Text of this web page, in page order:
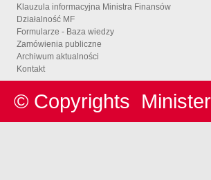
Klauzula informacyjna Ministra Finansów
Działalność MF
Formularze - Baza wiedzy
Zamówienia publiczne
Archiwum aktualności
Kontakt
© Copyrights